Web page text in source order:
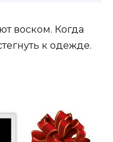
воском. Когда
к одежде.